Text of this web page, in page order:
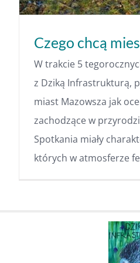
Czego chcą
W trakcie 5
z Dziką Infrastrukturą,
miast Mazowsza jak
zachodzące w
Spotkania miały
których w atmosferze